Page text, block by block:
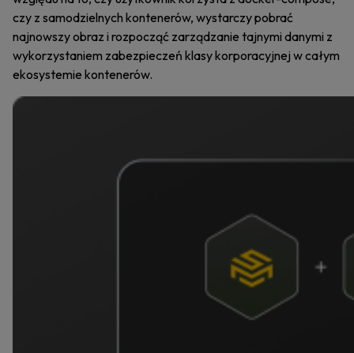
czy z samodzielnych kontenerów, wystarczy pobrać
najnowszy obraz i rozpocząć zarządzanie tajnymi danymi z
wykorzystaniem zabezpieczeń klasy korporacyjnej w całym
ekosystemie kontenerów.